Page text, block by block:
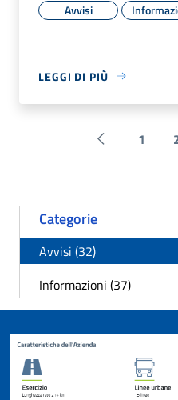
Avvisi
LEGGI DI PIÙ
Pagina 1
Categorie
Avvisi (32)
Informazioni (37)